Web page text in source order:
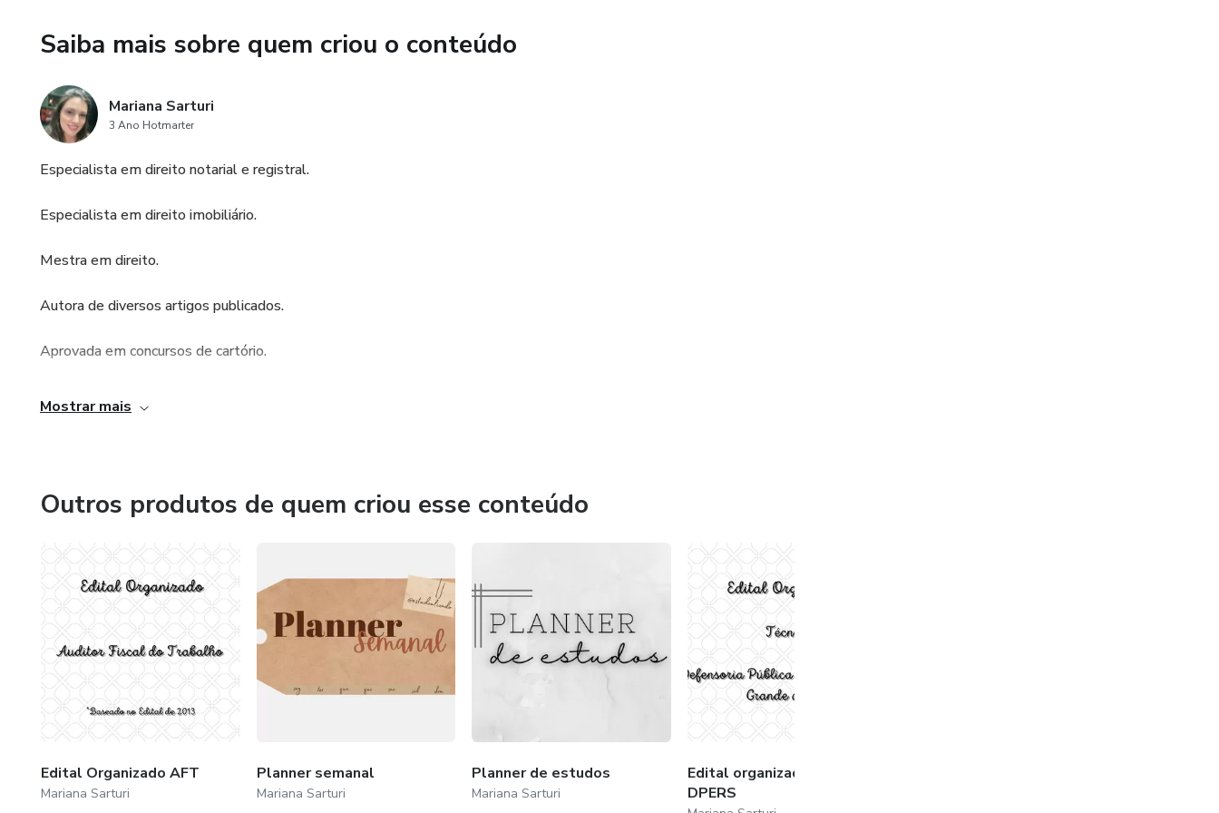
Saiba mais sobre quem criou o conteúdo
Mariana Sarturi
3 Ano Hotmarter
Especialista em direito notarial e registral.
Especialista em direito imobiliário.
Mestra em direito.
Autora de diversos artigos publicados.
Aprovada em concursos de cartório.
A partir de diversas tentativas, treinos, testes, compilei algumas ferramentas destinadas à organizar o estudo e
uma fase fundamental do estudo e através dos organizadores espero proporcionar uma organização efetiva.
Mostrar mais
Outros produtos de quem criou esse conteúdo
Edital Organizado AFT
Mariana Sarturi
Planner semanal
Mariana Sarturi
Planner de estudos
Mariana Sarturi
Edital organizado Técnico
DPERS